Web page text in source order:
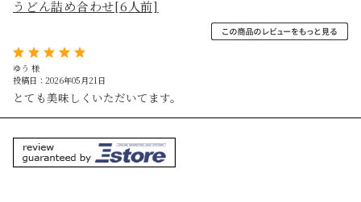
うどん詰め合わせ[6人前]
ゆう 様
投稿日：2026年05月21日
とても美味しくいただいてます。